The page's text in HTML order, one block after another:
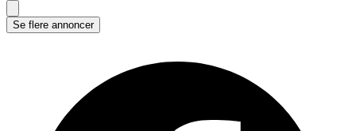
Se flere annoncer